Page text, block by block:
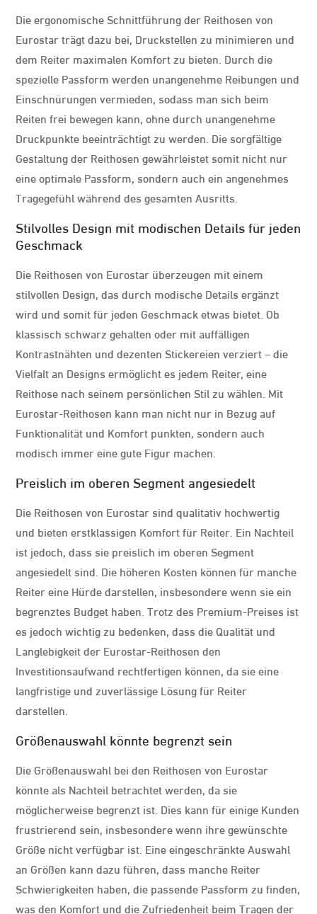
Die ergonomische Schnittführung der Reithosen von
Eurostar trägt dazu bei, Druckstellen zu minimieren und
dem Reiter maximalen Komfort zu bieten. Durch die
spezielle Passform werden unangenehme Reibungen und
Einschnürungen vermieden, sodass man sich beim
Reiten frei bewegen kann, ohne durch unangenehme
Druckpunkte beeinträchtigt zu werden. Die sorgfältige
Gestaltung der Reithosen gewährleistet somit nicht nur
eine optimale Passform, sondern auch ein angenehmes
Tragegefühl während des gesamten Ausritts.
Stilvolles Design mit modischen Details für jeden
Geschmack
Die Reithosen von Eurostar überzeugen mit einem
stilvollen Design, das durch modische Details ergänzt
wird und somit für jeden Geschmack etwas bietet. Ob
klassisch schwarz gehalten oder mit auffälligen
Kontrastnähten und dezenten Stickereien verziert – die
Vielfalt an Designs ermöglicht es jedem Reiter, eine
Reithose nach seinem persönlichen Stil zu wählen. Mit
Eurostar-Reithosen kann man nicht nur in Bezug auf
Funktionalität und Komfort punkten, sondern auch
modisch immer eine gute Figur machen.
Preislich im oberen Segment angesiedelt
Die Reithosen von Eurostar sind qualitativ hochwertig
und bieten erstklassigen Komfort für Reiter. Ein Nachteil
ist jedoch, dass sie preislich im oberen Segment
angesiedelt sind. Die höheren Kosten können für manche
Reiter eine Hürde darstellen, insbesondere wenn sie ein
begrenztes Budget haben. Trotz des Premium-Preises ist
es jedoch wichtig zu bedenken, dass die Qualität und
Langlebigkeit der Eurostar-Reithosen den
Investitionsaufwand rechtfertigen können, da sie eine
langfristige und zuverlässige Lösung für Reiter
darstellen.
Größenauswahl könnte begrenzt sein
Die Größenauswahl bei den Reithosen von Eurostar
könnte als Nachteil betrachtet werden, da sie
möglicherweise begrenzt ist. Dies kann für einige Kunden
frustrierend sein, insbesondere wenn ihre gewünschte
Größe nicht verfügbar ist. Eine eingeschränkte Auswahl
an Größen kann dazu führen, dass manche Reiter
Schwierigkeiten haben, die passende Passform zu finden,
was den Komfort und die Zufriedenheit beim Tragen der